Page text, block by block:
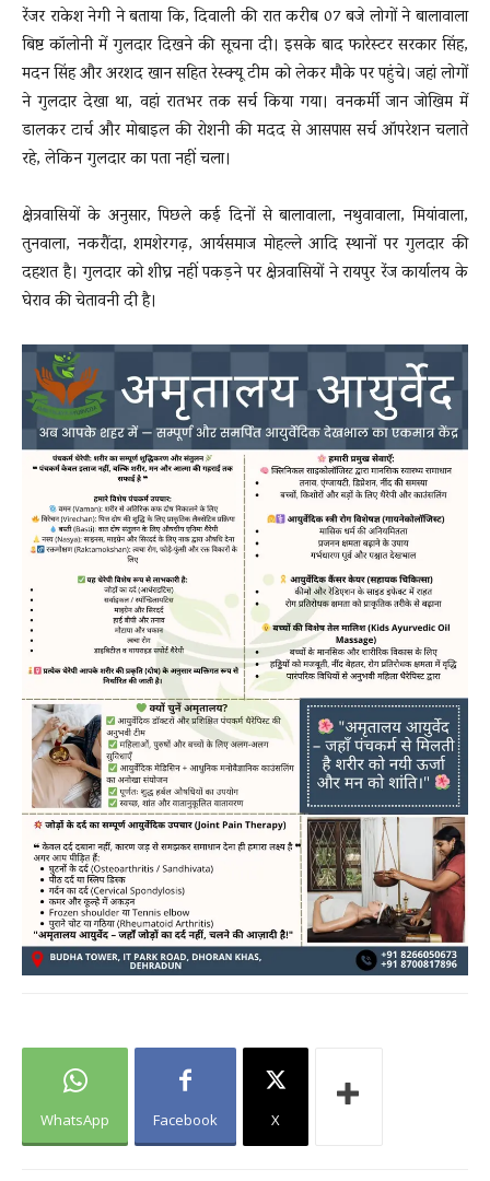
रेंजर राकेश नेगी ने बताया कि, दिवाली की रात करीब 07 बजे लोगों ने बालावाला
बिष्ट कॉलोनी में गुलदार दिखने की सूचना दी। इसके बाद फारेस्टर सरकार सिंह,
मदन सिंह और अरशद खान सहित रेस्क्यू टीम को लेकर मौके पर पहुंचे। जहां लोगों
ने गुलदार देखा था, वहां रातभर तक सर्च किया गया। वनकर्मी जान जोखिम में
डालकर टार्च और मोबाइल की रोशनी की मदद से आसपास सर्च ऑपरेशन चलाते
रहे, लेकिन गुलदार का पता नहीं चला।
क्षेत्रवासियों के अनुसार, पिछले कई दिनों से बालावाला, नथुवावाला, मियांवाला,
तुनवाला, नकरौंदा, शमशेरगढ़, आर्यसमाज मोहल्ले आदि स्थानों पर गुलदार की
दहशत है। गुलदार को शीघ्र नहीं पकड़ने पर क्षेत्रवासियों ने रायपुर रेंज कार्यालय के
घेराव की चेतावनी दी है।
WhatsApp Facebook X